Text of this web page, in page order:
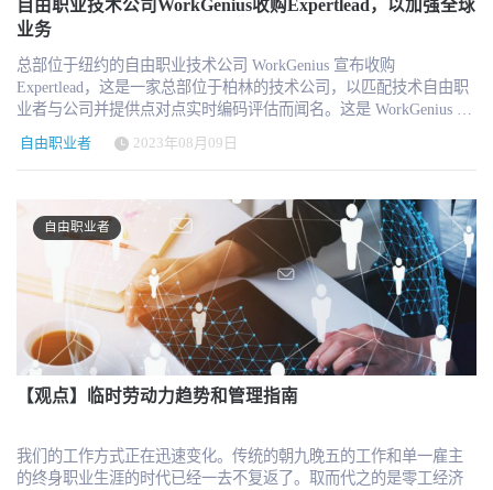
的操作系统已经吸引了3000多名技术自由职业者，为450多家公司提
供支持，其中包括Inditex、Uber和西班牙电信等巨头。这一扩展将包
品任务组建拥有理想技能组合的团队。 工作新时代 Shakers 的愿景
是重塑工作。在公司的设想中，公司和数字工作者将迅速高效地联
系在一起，共同开发具有重大影响力的项目。他们的创新操作系统
允许公司和自由职业者团队之间进行快速有效的合作，这与传统的
资由 Adevinta Ventures（其母公司拥有西班牙领先的就业平台
InfoJobs）、Brighteye Ventures、Athos Capital 和 Wayra（西班牙电信
的开放式创新计划）领投。值得注意的是，参与本轮融资的还有
Clave Capital、CDTI Innvierte 以及毕马威会计师事务所前总裁
Hilario Albarracín 等天使投资人。 面向未来的模式 Shakers 模式提倡
一种新的工人类别，即 "自由工作者"，他们是高技能人才，喜欢长
期、高附加值的项目。这种创新方法将重新定义传统的劳动力市
场，使 Shakers 成为人力资源技术领域的潜在风向标。 结论 Shakers
的种子轮融资不仅为公司注入了重要资金，也预示着人力资源技术
领域的重大转变。通过缩小公司与数字专家之间的差距，Shakers 将
自由职业技术公司WorkGenius收购Expertlead，以加强全球
业务
总部位于纽约的自由职业技术公司 WorkGenius 宣布收购
Expertlead，这是一家总部位于柏林的技术公司，以匹配技术自由职
业者与公司并提供点对点实时编码评估而闻名。这是 WorkGenius 继
次收购，使集团的收入达到 1.5 亿美元。 Expertlead由Arne
Hosemann和Alexander Schlomberg创立，由Rocket Internet、Acton
Capital和SEEK投资。 "随着 AI 和 Chat GPT 的兴起，我们发现，传
统的异步评估已失去价值，因此需要实际的实时评估。Expertlead 的
技术和运营与我们的 WorkGenius 技术完美结合，将为我们的整个客
户群提供服务，"WorkGenius 首席产品官兼联合创始人 Daniel Barke
说。 Alexander Schlomberg 对双方的合作表达了极大的热情，他
说："我们与 WorkGenius 建立了全球合作伙伴关系，他们相信人与
技术的结合。共同的愿景将推动我们成为未来的全球人力资本强
国。 Expertlead 的服务和产品，包括他们的评估技术，将完全整合
到 WorkGenius 中，扩大 WorkGenius 在技术自由职业者市场的影响
力。WorkGenius 和 Expertlead 的客户都将受益于合并平台的协同效
充维度，使我们成为满足人才管理需求的一站式目的
地，"WorkGenius 首席执行官兼联合创始人Marlon Rosenzweig说。
自由职业者 2023年08月09日
自由职业者
【观点】临时劳动力趋势和管理指南
我们的工作方式正在迅速变化。传统的朝九晚五的工作和单一雇主
的终身职业生涯的时代已经一去不复返了。取而代之的是零工经济